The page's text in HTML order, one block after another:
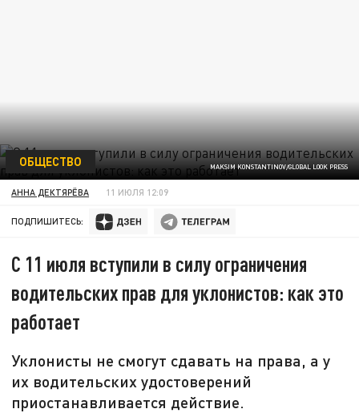
MAKSIM KONSTANTINOV/GLOBAL LOOK PRESS
ОБЩЕСТВО
АННА ДЕКТЯРЁВА 11 ИЮЛЯ 12:09
ПОДПИШИТЕСЬ:
С 11 июля вступили в силу ограничения
водительских прав для уклонистов: как это
работает
Уклонисты не смогут сдавать на права, а у
их водительских удостоверений
приостанавливается действие.